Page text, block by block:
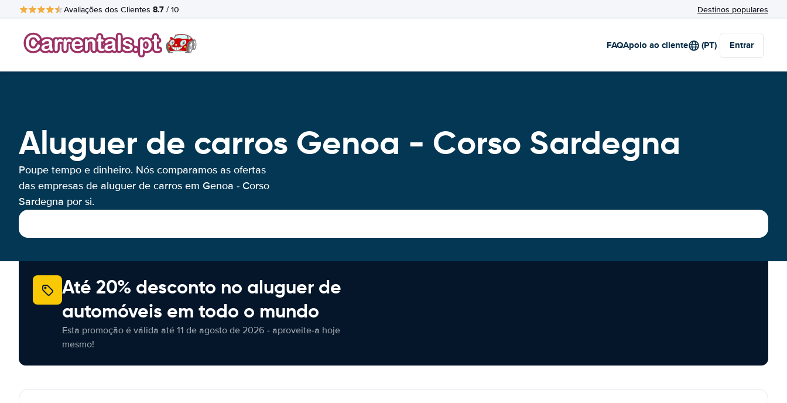
Avaliações dos Clientes 8.7 / 10 Destinos populares
FAQApoio ao cliente (PT) Entrar
Aluguer de carros Genoa - Corso Sardegna
Poupe tempo e dinheiro. Nós comparamos as ofertas
das empresas de aluguer de carros em Genoa - Corso
Sardegna por si.
Até 20% desconto no aluguer de
automóveis em todo o mundo
Esta promoção é válida até 11 de agosto de 2026 - aproveite-a hoje
mesmo!